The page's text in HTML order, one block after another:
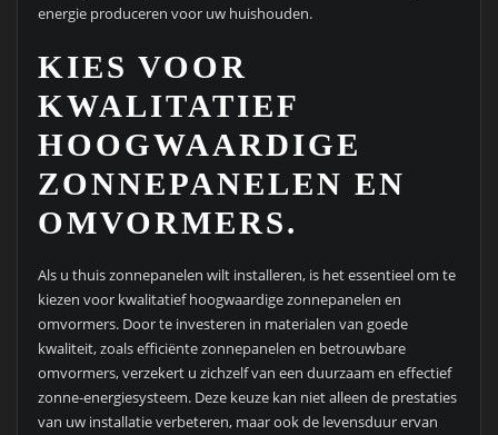
energie produceren voor uw huishouden.
KIES VOOR
KWALITATIEF
HOOGWAARDIGE
ZONNEPANELEN EN
OMVORMERS.
Als u thuis zonnepanelen wilt installeren, is het essentieel om te
kiezen voor kwalitatief hoogwaardige zonnepanelen en
omvormers. Door te investeren in materialen van goede
kwaliteit, zoals efficiënte zonnepanelen en betrouwbare
omvormers, verzekert u zichzelf van een duurzaam en effectief
zonne-energiesysteem. Deze keuze kan niet alleen de prestaties
van uw installatie verbeteren, maar ook de levensduur ervan